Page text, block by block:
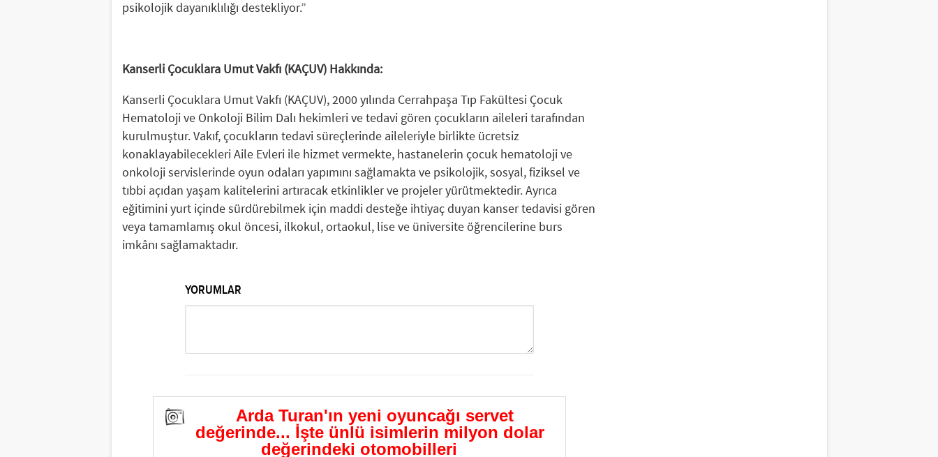
psikolojik dayanıklılığı destekliyor.”
Kanserli Çocuklara Umut Vakfı (KAÇUV) Hakkında:
Kanserli Çocuklara Umut Vakfı (KAÇUV), 2000 yılında Cerrahpaşa Tıp Fakültesi Çocuk
Hematoloji ve Onkoloji Bilim Dalı hekimleri ve tedavi gören çocukların aileleri tarafından
kurulmuştur. Vakıf, çocukların tedavi süreçlerinde aileleriyle birlikte ücretsiz
konaklayabilecekleri Aile Evleri ile hizmet vermekte, hastanelerin çocuk hematoloji ve
onkoloji servislerinde oyun odaları yapımını sağlamakta ve psikolojik, sosyal, fiziksel ve
tıbbi açıdan yaşam kalitelerini artıracak etkinlikler ve projeler yürütmektedir. Ayrıca
eğitimini yurt içinde sürdürebilmek için maddi desteğe ihtiyaç duyan kanser tedavisi gören
veya tamamlamış okul öncesi, ilkokul, ortaokul, lise ve üniversite öğrencilerine burs
imkânı sağlamaktadır.
YORUMLAR
Arda Turan'ın yeni oyuncağı servet
değerinde... İşte ünlü isimlerin milyon dolar
değerindeki otomobilleri